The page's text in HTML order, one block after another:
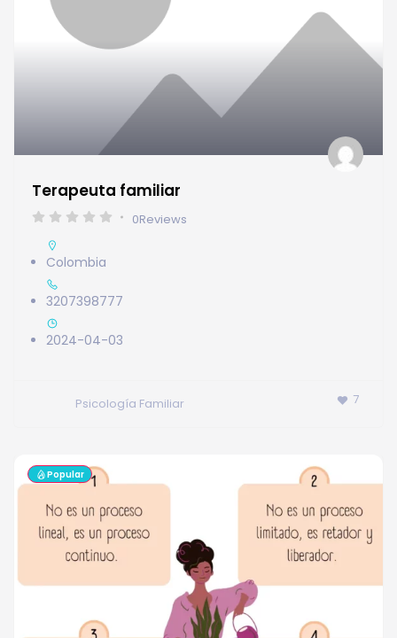
Terapeuta familiar
0Reviews
Colombia
3207398777
2024-04-03
Psicología Familiar 7
Popular